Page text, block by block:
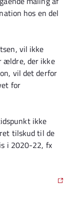
hos en del
vil ikke
ældre, der ikke
vil det derfor
for
ikke
tilskud til de
i 2020-22, fx